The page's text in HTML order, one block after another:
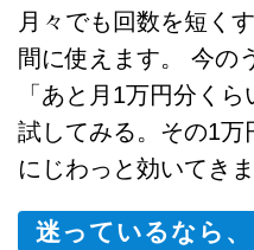
月々でも回数を短く
間に使えます。 今の
「あと月1万円分く
試してみる。その1万
にじわっと効いてきま
迷っているなら